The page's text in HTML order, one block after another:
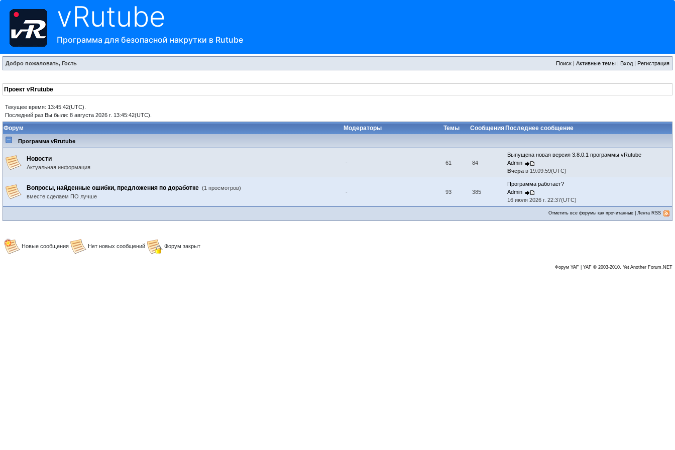
vRutube
Программа для безопасной накрутки в Rutube
Добро пожаловать, Гость Поиск | Активные темы | Вход | Регистрация
Проект vRrutube
Текущее время: 13:45:42(UTC).
Последний раз Вы были: 8 августа 2026 г. 13:45:42(UTC).
Форум Модераторы Темы Сообщения Последнее сообщение
Программа vRrutube
Новости
Актуальная информация
- 61 84
Выпущена новая версия 3.8.0.1 программы vRutube
Admin
Вчера в 19:09:59(UTC)
Вопросы, найденные ошибки, предложения по доработке (1 просмотров)
вместе сделаем ПО лучше
- 93 385
Программа работает?
Admin
16 июля 2026 г. 22:37(UTC)
Отметить все форумы как прочитанные Лента RSS
Новые сообщения Нет новых сообщений Форум закрыт
Форум YAF YAF © 2003-2010, Yet Another Forum.NET